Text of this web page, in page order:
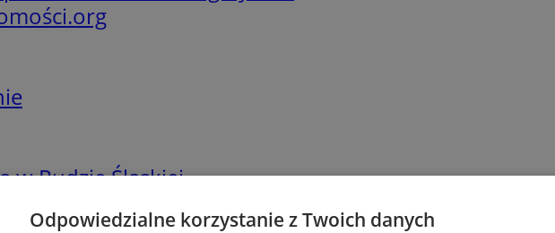
w Rudzie Śląskiej
pracy
Odpowiedzialne korzystanie z Twoich danych